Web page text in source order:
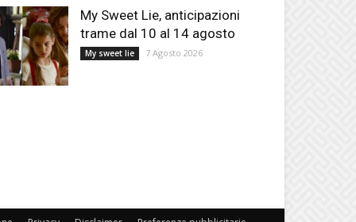
My Sweet Lie, anticipazioni
trame dal 10 al 14 agosto
My sweet lie 7 Agosto 2026